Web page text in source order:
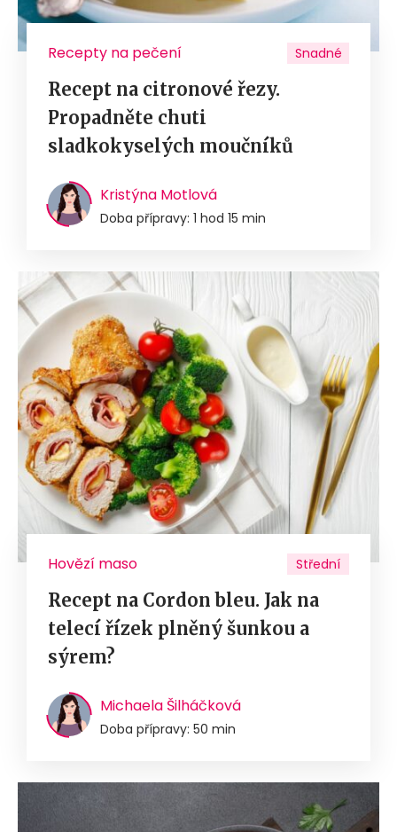
Recepty na pečení Snadné
Recept na citronové řezy.
Propadněte chuti
sladkokyselých moučníků
Kristýna Motlová
Doba přípravy: 1 hod 15 min
Hovězí maso Střední
Recept na Cordon bleu. Jak na
telecí řízek plněný šunkou a
sýrem?
Michaela Šilháčková
Doba přípravy: 50 min